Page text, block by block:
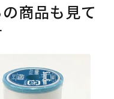
商品も見て